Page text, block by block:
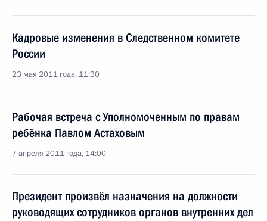
Кадровые изменения в Следственном комитете
России
23 мая 2011 года, 11:30
Рабочая встреча с Уполномоченным по правам
ребёнка Павлом Астаховым
7 апреля 2011 года, 14:00
Президент произвёл назначения на должности
руководящих сотрудников органов внутренних дел